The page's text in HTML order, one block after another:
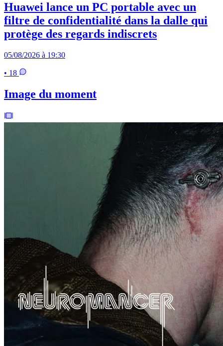
Huawei lance un PC portable avec un
filtre de confidentialité dans la dalle qui
protège des regards indiscrets
05/08/2026 à 19:30
• 18
Image du moment